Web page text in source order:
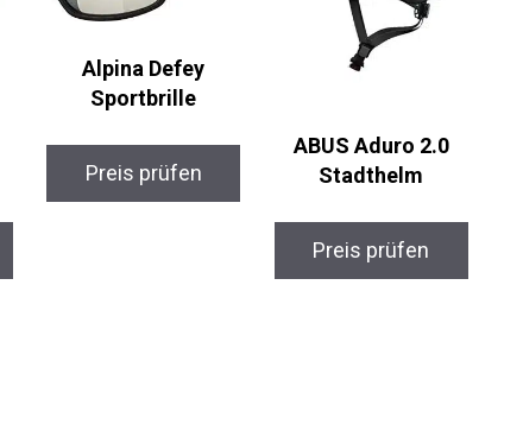
Alpina Defey
Sportbrille
Preis prüfen
ABUS Aduro 2.0
Stadthelm
Preis prüfen